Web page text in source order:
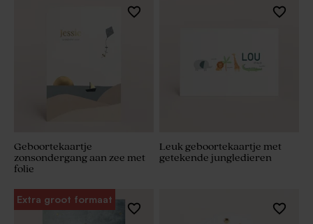
Geboortekaartje
zonsondergang aan zee met
folie
Leuk geboortekaartje met
getekende jungledieren
Extra groot formaat